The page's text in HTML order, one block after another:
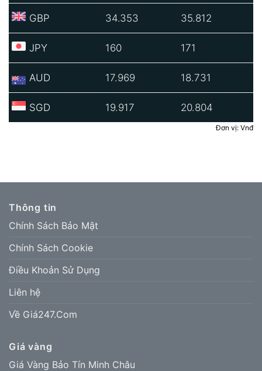
GBP 34.353 35.812
JPY 160 171
AUD 17.969 18.731
SGD 19.917 20.804
Đơn vị: Vnđ
Thông tin
Chính Sách Bảo Mật
Chính Sách Cookie
Điều Khoản Sử Dụng
Liên hệ
Về Giá247.Com
Giá vàng
Giá Vàng Bảo Tín Minh Châu